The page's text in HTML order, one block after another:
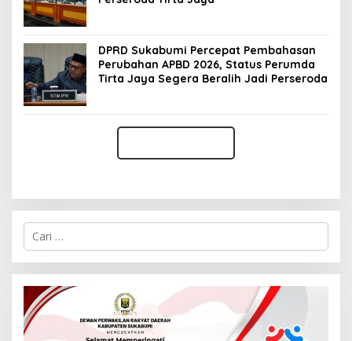
DPRD Sukabumi Percepat Pembahasan
Perubahan APBD 2026, Status Perumda
Tirta Jaya Segera Beralih Jadi Perseroda
C
i
u
n
t
u